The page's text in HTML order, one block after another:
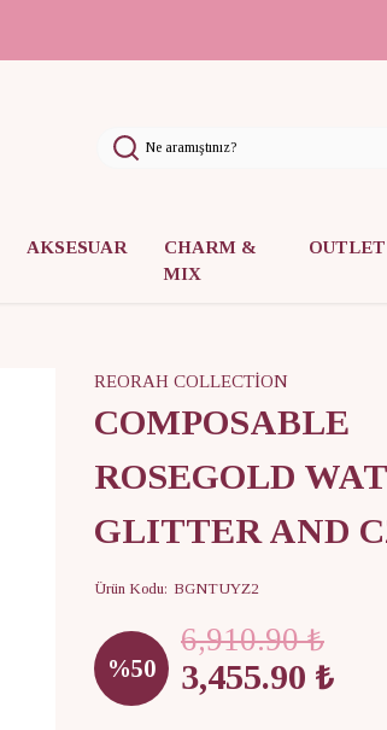
AKSESUAR
CHARM &
MIX
OUTLET
REORAH COLLECTİON
COMPOSABLE
ROSEGOLD
GLITTER AND
Ürün Kodu: BGNTUYZ2
%50
6,910.90 ₺
3,455.90 ₺